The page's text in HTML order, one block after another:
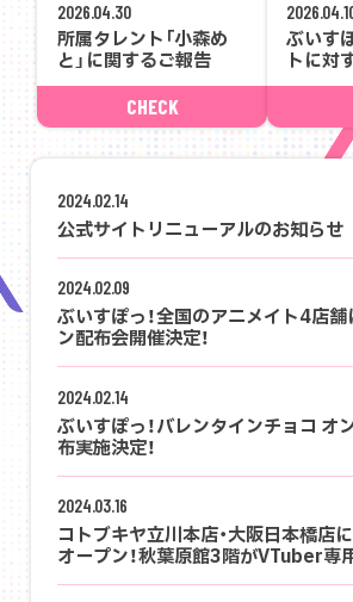
2026.04.30
所属タレント「小森め
と」に関するご報告
CHECK
ぶいす
トに対
為等へ
2024.02.14
公式サイトリニューアルのお知らせ
2024.02.09
ぶいすぽっ！全国のアニメイト4店
ン配布会開催決定！
2024.02.14
ぶいすぽっ！バレンタインチョコ オ
布実施決定！
2024.03.16
コトブキヤ立川本店・大阪日本橋店
オープン！秋葉原館3階がVTuber専